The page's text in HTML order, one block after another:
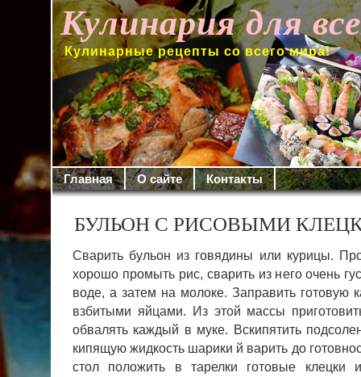
Кулинария для
Кулинарные рецепты со всего мира!
Главная О сайте Контакты
БУЛЬОН С РИСОВЫМИ
Сварить бульон из говядины или курицы.
хорошо промыть рис, сварить из него очень
воде, а затем на молоке. Заправить готовую
взби­тыми яйцами. Из этой массы
обвалять каждый в муке. Вскипятить
кипящую жидкость шарики й варить до
стол положить в тарелки готовые клецки